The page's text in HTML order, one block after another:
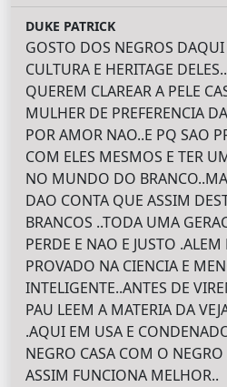
DUKE PATRICK
GOSTO DOS NEGROS
CULTURA E HERITAGE
QUEREM CLAREAR A PELE
MULHER DE PREFERENCIA
POR AMOR NAO..E PQ SAO
COM ELES MESMOS E TER
NO MUNDO DO
DAO CONTA QUE ASSIM
BRANCOS ..TODA UMA
PERDE E NAO E JUSTO
PROVADO NA CIENCIA E
INTELIGENTE..ANTES DE
PAU LEEM A MATERIA DA
.AQUI EM USA E
NEGRO CASA COM O
ASSIM FUNCIONA MELHOR..